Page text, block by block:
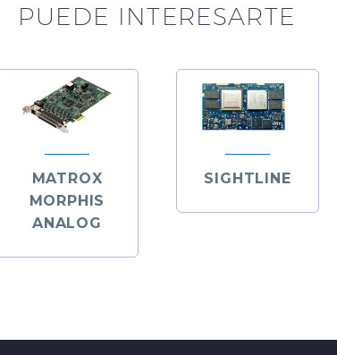
PUEDE INTERESARTE
MATROX
MORPHIS
ANALOG
SIGHTLINE